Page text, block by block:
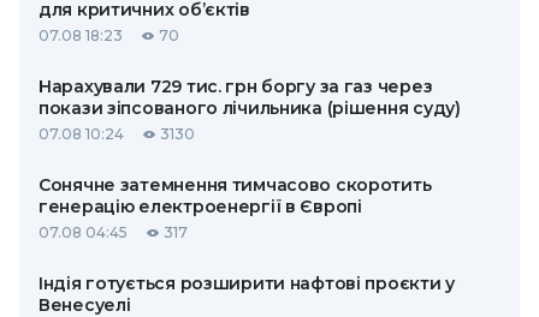
для критичних об’єктів
07.08 18:23 70
Нарахували 729 тис. грн боргу за газ через
покази зіпсованого лічильника (рішення суду)
07.08 10:24 3130
Сонячне затемнення тимчасово скоротить
генерацію електроенергії в Європі
07.08 04:45 317
Індія готується розширити нафтові проєкти у
Венесуелі